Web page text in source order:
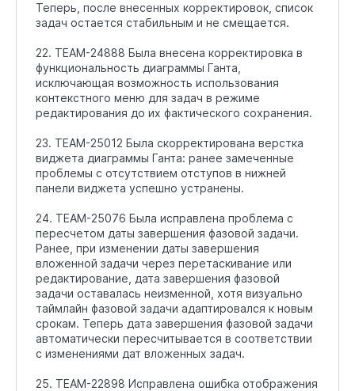
Теперь, после внесенных корректировок, список
задач остается стабильным и не смещается.
22. TEAM-24888 Была внесена корректировка в
функциональность диаграммы Ганта,
исключающая возможность использования
контекстного меню для задач в режиме
редактирования до их фактического сохранения.
23. TEAM-25012 Была скорректирована верстка
виджета диаграммы Ганта: ранее замеченные
проблемы с отсутствием отступов в нижней
панели виджета успешно устранены.
24. TEAM-25076 Была исправлена проблема с
пересчетом даты завершения фазовой задачи.
Ранее, при изменении даты завершения
вложенной задачи через перетаскивание или
редактирование, дата завершения фазовой
задачи оставалась неизменной, хотя визуально
таймлайн фазовой задачи адаптировался к новым
срокам. Теперь дата завершения фазовой задачи
автоматически пересчитывается в соответствии
с изменениями дат вложенных задач.
25. TEAM-22898 Исправлена ошибка отображения